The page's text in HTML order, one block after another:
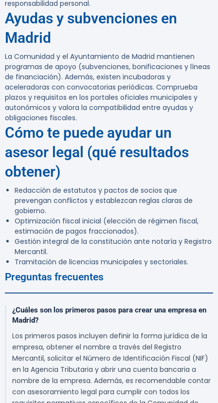
responsabilidad personal.
Ayudas y subvenciones en
Madrid
La Comunidad y el Ayuntamiento de Madrid mantienen
programas de apoyo (subvenciones, bonificaciones y líneas
de financiación). Además, existen incubadoras y
aceleradoras con convocatorias periódicas. Comprueba
plazos y requisitos en los portales oficiales municipales y
autonómicos y valora la compatibilidad entre ayudas y
obligaciones fiscales.
Cómo te puede ayudar un
asesor legal (qué resultados
obtener)
Redacción de estatutos y pactos de socios que
prevengan conflictos y establezcan reglas claras de
gobierno.
Optimización fiscal inicial (elección de régimen fiscal,
estimación de pagos fraccionados).
Gestión integral de la constitución ante notaría y Registro
Mercantil.
Tramitación de licencias municipales y sectoriales.
Preguntas frecuentes
¿Cuáles son los primeros pasos para crear una empresa en
Madrid?
Los primeros pasos incluyen definir la forma jurídica de la
empresa, obtener el nombre a través del Registro
Mercantil, solicitar el Número de Identificación Fiscal (NIF)
en la Agencia Tributaria y abrir una cuenta bancaria a
nombre de la empresa. Además, es recomendable contar
con asesoramiento legal para cumplir con todos los